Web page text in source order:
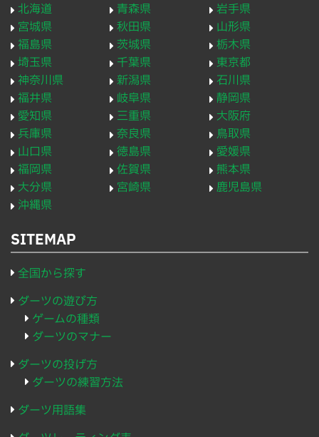
北海道 青森県
岩手県
宮城県
秋田県
山形県
福島県
茨城県
栃木県
埼玉県
千葉県
東京都
神奈川県
新潟県
石川県
福井県
岐阜県
静岡県
愛知県
三重県
大阪府
兵庫県
奈良県
鳥取県
山口県
徳島県
愛媛県
福岡県
佐賀県
熊本県
大分県
宮崎県
鹿児島県
沖縄県
SITEMAP
全国から探す
ダーツの遊び方
ゲームの種類
ダーツのマナー
ダーツの投げ方
ダーツの練習方法
ダーツ用語集